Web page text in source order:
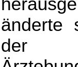
änderte
der